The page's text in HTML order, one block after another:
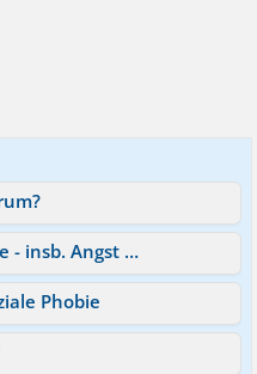
Selbsthilfe für soziale Phobie - insb. Angst zu zittern
Phobie